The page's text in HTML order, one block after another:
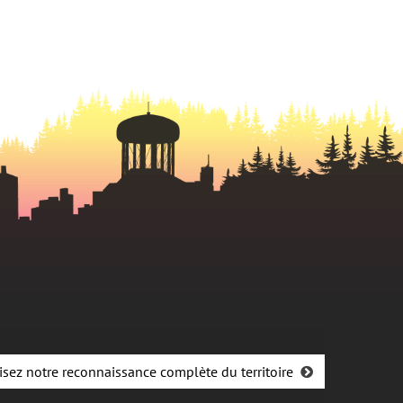
notre reconnaissance complète du territoire